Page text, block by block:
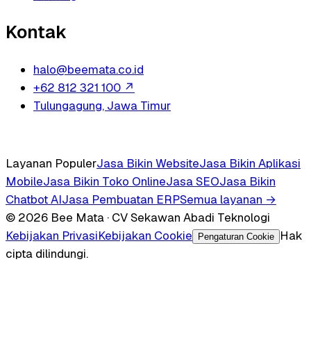
Kontak
halo@beemata.co.id
+62 812 321 100 ↗
Tulungagung, Jawa Timur
Layanan PopulerJasa Bikin WebsiteJasa Bikin Aplikasi
MobileJasa Bikin Toko OnlineJasa SEOJasa Bikin
Chatbot AIJasa Pembuatan ERPSemua layanan →
© 2026 Bee Mata · CV Sekawan Abadi Teknologi
Kebijakan PrivasiKebijakan Cookie Pengaturan Cookie
Hak
cipta dilindungi.